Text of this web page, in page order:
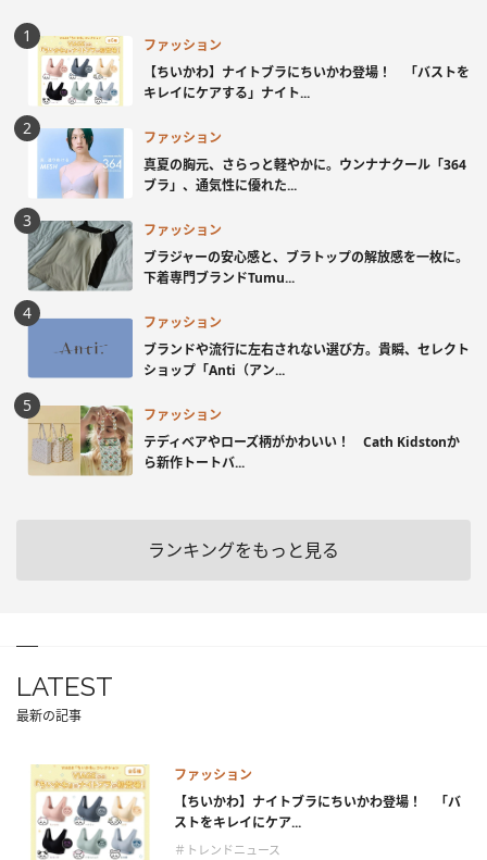
ファッション
【ちいかわ】ナイトブラにちいかわ登場！ 「バストを
キレイにケアする」ナイト...
ファッション
真夏の胸元、さらっと軽やかに。ウンナナクール「364
ブラ」、通気性に優れた...
ファッション
ブラジャーの安心感と、ブラトップの解放感を一枚に。
下着専門ブランドTumu...
ファッション
ブランドや流行に左右されない選び方。貴瞬、セレクト
ショップ「Anti（アン...
ファッション
テディベアやローズ柄がかわいい！ Cath Kidstonか
ら新作トートバ...
ランキングをもっと見る
LATEST
最新の記事
ファッション
【ちいかわ】ナイトブラにちいかわ登場！ 「バ
ストをキレイにケア...
＃トレンドニュース